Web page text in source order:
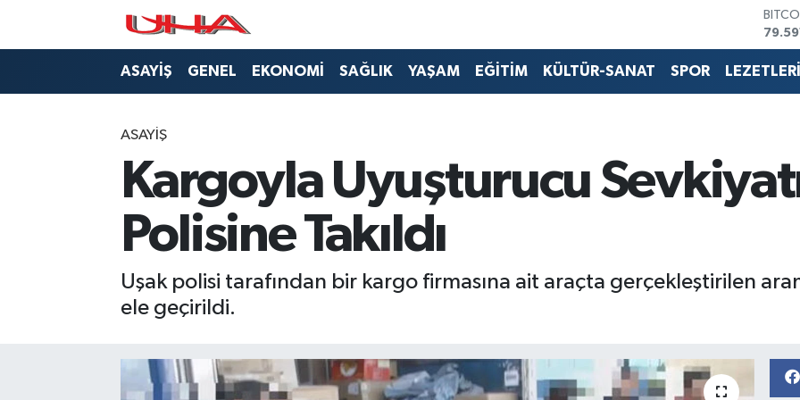
ASAYİŞ GENEL EKONOMİ SAĞLIK YAŞAM EĞİTİM KÜLTÜR-SANAT SPOR
ASAYİŞ
Kargoyla Uyuşturucu
Polisine Takıldı
Uşak polisi tarafından bir kargo firmasına ait araçta gerçekleştirilen
ele geçirildi.
LEZETLERİMİZ
Nöbetçi Eczaneler
Namaz Vakitleri
Puan Durumu ve Fikstür
Tüm Manşetler